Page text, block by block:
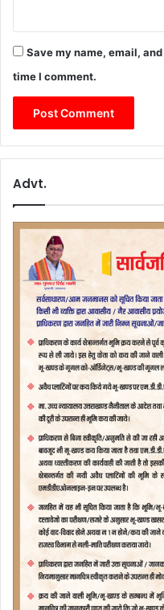
या
न
Save my name, email,
time I comment.
Advt.